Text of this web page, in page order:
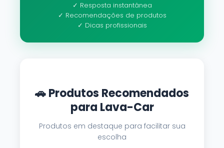
✓ Resposta instantânea
✓ Recomendações de produtos
✓ Dicas profissionais
🚗 Produtos Recomendados
para Lava-Car
Produtos em destaque para facilitar sua
escolha